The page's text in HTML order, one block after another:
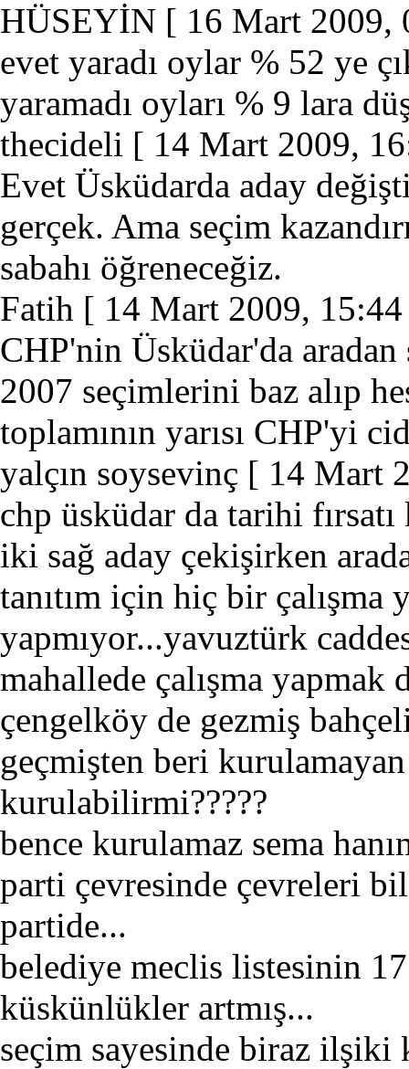
HÜSEYİN [ 16 Mart 2009,
evet yaradı oylar % 52 ye
yaramadı oyları % 9 lara
thecideli [ 14 Mart 2009,
Evet Üsküdarda aday
gerçek. Ama seçim
sabahı öğreneceğiz.
Fatih [ 14 Mart 2009,
CHP'nin Üsküdar'da aradan
2007 seçimlerini baz alıp
toplamının yarısı CHP'yi
yalçın soysevinç [ 14 Mart
chp üsküdar da tarihi fırsatı
iki sağ aday çekişirken
tanıtım için hiç bir çalışma
yapmıyor...yavuztürk
mahallede çalışma yapmak
çengelköy de gezmiş
geçmişten beri
kurulabilirmi?????
bence kurulamaz sema
parti çevresinde çevreleri
partide...
belediye meclis listesinin
küskünlükler artmış...
seçim sayesinde biraz ilşiki